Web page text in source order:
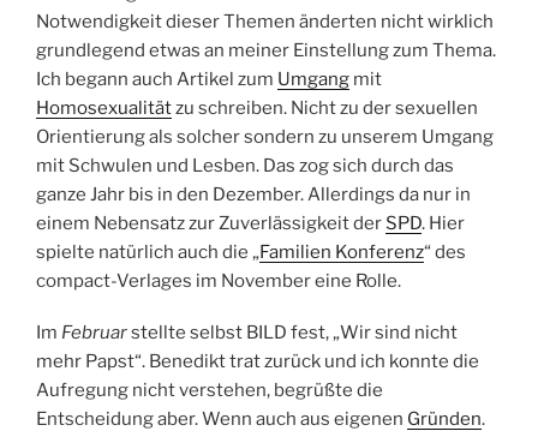
Notwendigkeit dieser Themen änderten nicht wirklich
grundlegend etwas an meiner Einstellung zum Thema.
Ich begann auch Artikel zum Umgang mit
Homosexualitätzu schreiben. Nicht zu der sexuellen
Orientierung als solcher sondern zu unserem Umgang
mit Schwulen und Lesben. Das zog sich durch das
ganze Jahr bis in den Dezember. Allerdings da nur in
einem Nebensatz zur Zuverlässigkeit der SPD. Hier
spielte natürlich auch die „Familien Konferenz“ des
compact-Verlages im November eine Rolle.
Im Februarstellte selbst BILD fest, „Wir sind nicht
mehr Papst“. Benedikt trat zurück und ich konnte die
Aufregung nicht verstehen, begrüßte die
Entscheidung aber. Wenn auch aus eigenen Gründen.